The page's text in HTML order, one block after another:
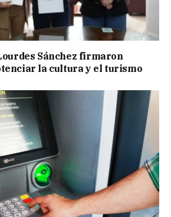
Sánchez firmaron
la cultura y el turismo